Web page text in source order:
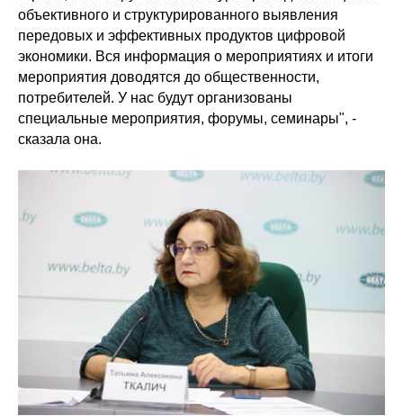
объективного и структурированного выявления
передовых и эффективных продуктов цифровой
экономики. Вся информация о мероприятиях и итоги
мероприятия доводятся до общественности,
потребителей. У нас будут организованы
специальные мероприятия, форумы, семинары", -
сказала она.